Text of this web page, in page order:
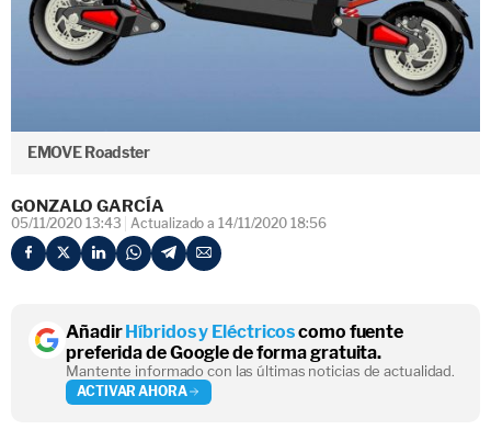
EMOVE Roadster
GONZALO GARCÍA
05/11/2020 13:43 Actualizado a 14/11/2020 18:56
AñadirHíbridos y Eléctricoscomo fuente
preferida de Google de forma gratuita.
Mantente informado con las últimas noticias de actualidad.
ACTIVAR AHORA